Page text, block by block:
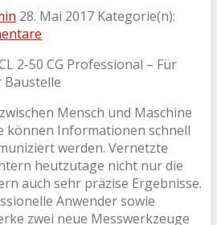
28. Mai 2017 Kategorie(n):
2-50 CG Professional – Für
Baustelle
Mensch und Maschine
können Informationen schnell
werden. Vernetzte
heutzutage nicht nur die
auch sehr präzise Ergebnisse.
Anwender sowie
zwei neue Messwerkzeuge